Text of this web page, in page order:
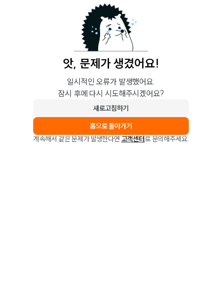
앗, 문제가 생겼어요!
일시적인 오류가 발생했어요.
잠시 후에 다시 시도해주시겠어요?
새로고침하기
홈으로 돌아가기
계속해서 같은 문제가 발생한다면 고객센터로 문의해주세요.